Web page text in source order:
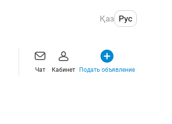
Қаз Рус
Чат Кабинет Подать объявление